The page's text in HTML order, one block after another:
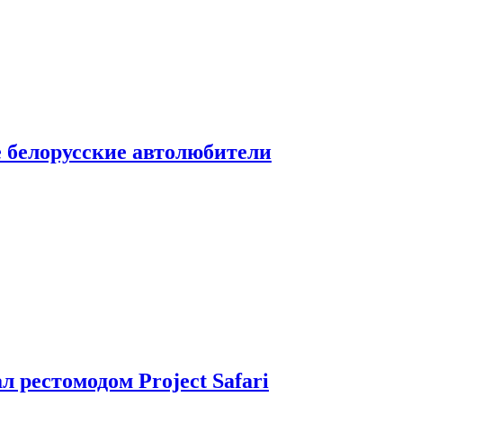
автолюбители
рестомодом Project Safari